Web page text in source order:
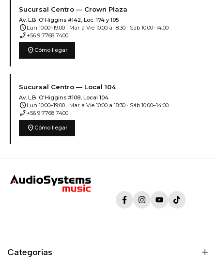
Sucursal Centro — Crown Plaza
Av. L.B. O'Higgins #142, Loc. 174 y 195
scheduleLun 10:00–19:00 · Mar a Vie 10:00 a 18:30 · Sáb 10:00–14:00
phone_enabled +56 9 7768 7400
location_on Cómo llegar
Sucursal Centro — Local 104
Av. L.B. O'Higgins #108, Local 104
scheduleLun 10:00–19:00 · Mar a Vie 10:00 a 18:30 · Sáb 10:00–14:00
phone_enabled +56 9 7768 7400
location_on Cómo llegar
FacebookInstagramYouTubeTikTok
Categorias